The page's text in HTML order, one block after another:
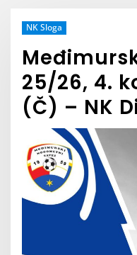
NK Sloga
25/26, 4.
(Č) – NK